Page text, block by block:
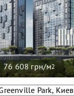
76 608 грн/м2
Park, Киев